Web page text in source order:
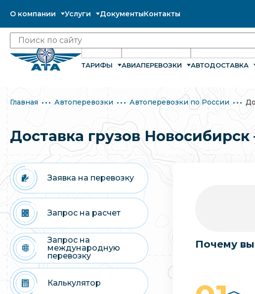
О компании Услуги ДокументыКонтакты
ТАРИФЫ АВИАПЕРЕВОЗКИ АВТОДОСТАВКА
Главная Автоперевозки Автоперевозки по России
Доставка грузов Новосибирск
Заявка на перевозку
Запрос на расчет
Запрос на
международную
перевозку
Калькулятор
Почему